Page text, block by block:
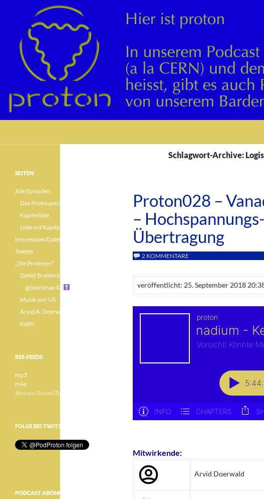
Schlagwort-Archive:
Proton028 –
–
Übertragung
2 KOMMENTARE
veröffentlicht: 25. September 2018
Mitwirkende:
Arvid Doerwald
SEITEN
Alle Episoden
Das Protonperiodensystem
Kapitelliste
Liste mit Kapiteln
Impressum/Datenschutz
Tweets
„Die Protonen“
Detlef Breitenbach
@blackmac42
Musik von Uli
Arvid A. Doerwald
Kathi
RSS-FEEDS
mp3
m4a
Abo via iTunes iTunes
FOLGE BEI TWITTER
PODCAST ABONNIEREN